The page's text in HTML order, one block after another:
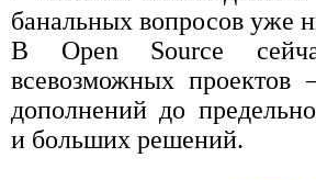
банальных вопросов уже
В Open Source
всевозможных
дополнений до
и больших решений.